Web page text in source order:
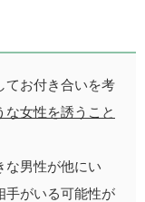
てお付き合いを考
な女性を誘うこと
な男性が他にい
手がいる可能性が